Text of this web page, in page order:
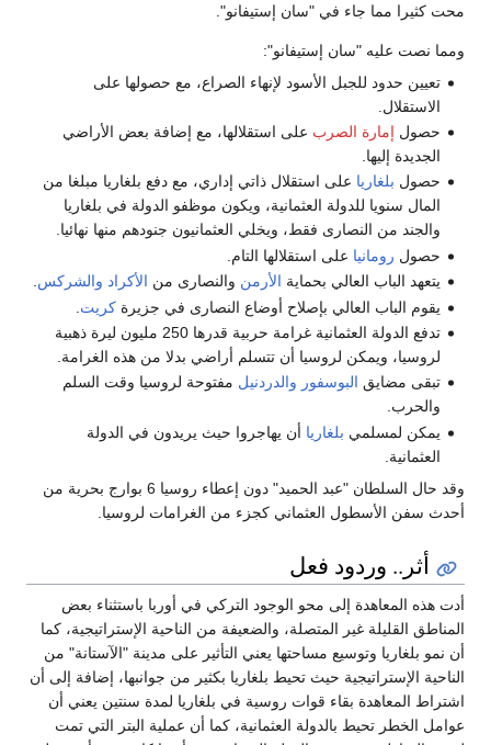
محت كثيرا مما جاء في "سان إستيفانو".
ومما نصت عليه "سان إستيفانو":
تعيين حدود للجبل الأسود لإنهاء الصراع، مع حصولها على
الاستقلال.
حصول إمارة الصرب على استقلالها، مع إضافة بعض الأراضي
الجديدة إليها.
حصول بلغاريا على استقلال ذاتي إداري، مع دفع بلغاريا مبلغا من
المال سنويا للدولة العثمانية، ويكون موظفو الدولة في بلغاريا
والجند من النصارى فقط، ويخلي العثمانيون جنودهم منها نهائيا.
حصول رومانيا على استقلالها التام.
يتعهد الباب العالي بحماية الأرمن والنصارى من الأكراد والشركس.
يقوم الباب العالي بإصلاح أوضاع النصارى في جزيرةكريت
تدفع الدولة العثمانية غرامة حربية قدرها 250 مليون ليرة ذهبية
لروسيا، ويمكن لروسيا أن تتسلم أراضي بدلا من هذه الغرامة.
تبقى مضايق البوسفور والدردنيل مفتوحة لروسيا وقت السلم
والحرب.
يمكن لمسلمي بلغاريا أن يهاجروا حيث يريدون في الدولة
العثمانية.
وقد حال السلطان "عبد الحميد" دون إعطاء روسيا 6 بوارج بحرية من
أحدث سفن الأسطول العثماني كجزء من الغرامات لروسيا.
أثر.. وردود فعل
أدت هذه المعاهدة إلى محو الوجود التركي في أوربا باستثناء بعض
المناطق القليلة غير المتصلة، والضعيفة من الناحية الإستراتيجية، كما
أن نمو بلغاريا وتوسيع مساحتها يعني التأثير على مدينة "الآستانة" من
الناحية الإستراتيجية حيث تحيط بلغاريا بكثير من جوانبها، إضافة إلى أن
اشتراط المعاهدة بقاء قوات روسية في بلغاريا لمدة سنتين يعني أن
عوامل الخطر تحيط بالدولة العثمانية، كما أن عملية البتر التي تمت